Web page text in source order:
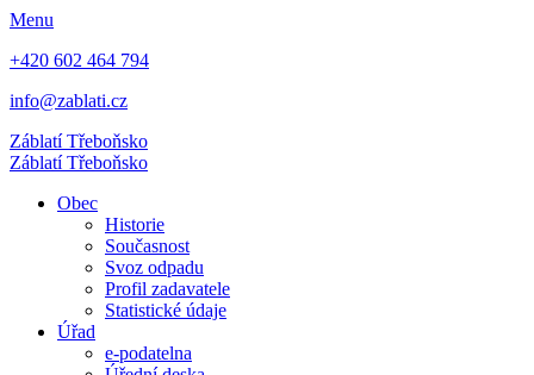
Menu
+420 602 464 794
info@zablati.cz
ZáblatíTřeboňsko
ZáblatíTřeboňsko
Obec
Historie
Současnost
Svoz odpadu
Profil zadavatele
Statistické údaje
Úřad
e-podatelna